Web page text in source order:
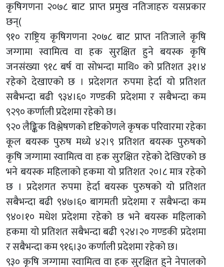
कृषिगणना २०७८ बाट प्राप्त प्रमुख नतिजाहरु यसप्रकार
छन्(
९१० राष्ट्रिय कृषिगणना २०७८ बाट प्राप्त नतिजाले कृषि
जग्गामा स्वामित्व वा हक सुरक्षित हुने बयस्क कृषि
जनसंख्या ९१८ बर्ष वा सोभन्दा माथि० को प्रतिशत ३१।४
रहेको देखाएको छ । प्रदेशगत रुपमा हेर्दा यो प्रतिशत
सबैभन्दा बढी ९३४।६० गण्डकी प्रदेशमा र सबैभन्दा कम
९२९० कर्णाली प्रदेशमा रहेको छ।
९२० लैङ्किक विश्लेषणको दृष्टिकोणले कृषक परिवारमा रहेका
कूल बयस्क पुरुष मध्ये ४२।९ प्रतिशत बयस्क पुरुषको
कृषि जग्गामा स्वामित्व वा हक सुरक्षित रहेको देखिएको छ
भने बयस्क महिलाको हकमा यो प्रतिशत २०।८ मात्र रहेको
छ । प्रदेशगत रुपमा हेर्दा बयस्क पुरुषको यो प्रतिशत
सबैभन्दा बढी ९४७।६० बागमती प्रदेशमा र सबैभन्दा कम
९४०।१० मधेश प्रदेशमा रहेको छ भने बयस्क महिलाको
हकमा यो प्रतिशत सबैभन्दा बढी ९२४।२० गण्डकी प्रदेशमा
र सबैभन्दा कम ९१६।३० कर्णाली प्रदेशमा रहेको छ।
९३० कृषि जग्गामा स्वामित्व वा हक सुरक्षित हुने नेपालको